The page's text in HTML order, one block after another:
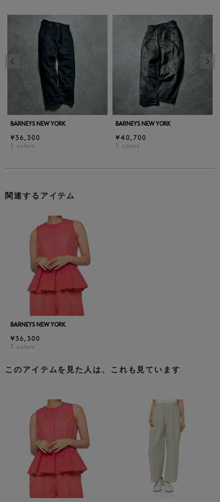
BARNEYS NEW YORK
¥36,300
2 colors
BARNEYS NEW YORK
¥40,700
2 colors
前の画像
関連するアイテム
BARNEYS NEW YORK
¥36,300
3 colors
このアイテムを見た人は、これも見ています